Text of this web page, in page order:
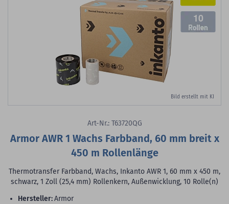
10
Bild erstellt mit KI
Art-Nr.: T63720QG
Armor AWR 1 Wachs Farbband, 60 mm breit x
450 m Rollenlänge
Thermotransfer Farbband, Wachs, Inkanto AWR 1, 60 mm x 450 m,
schwarz, 1 Zoll (25,4 mm) Rollenkern, Außenwicklung, 10 Rolle(n)
Hersteller:Armor